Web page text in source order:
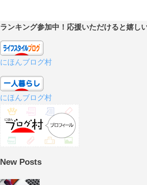
ランキング参加中！応援いただけると嬉し
にほんブログ村
にほんブログ村
New Posts